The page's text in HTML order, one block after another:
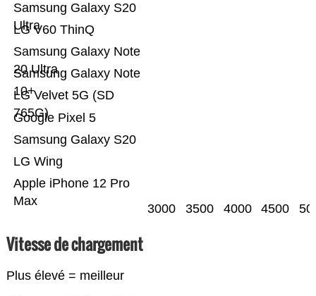
Apple iPhone 12 Pro
Max
LG Wing
Samsung Galaxy S20
Google Pixel 5
LG Velvet 5G (SD
765G)
Samsung Galaxy Note
10+
Samsung Galaxy Note
20 Ultra
LG V60 ThinQ
Samsung Galaxy S20
Ultra
3000 3500 4000 4500
Vitesse de chargement
Plus élevé = meilleur